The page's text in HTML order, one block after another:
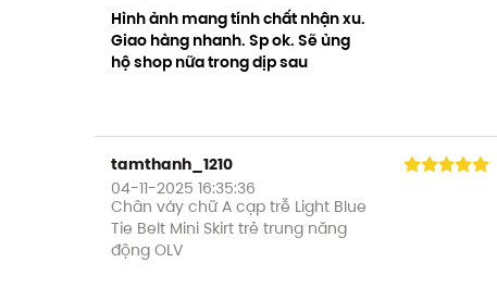
Hình ảnh mang tính chất nhận xu.
Giao hàng nhanh. Sp ok. Sẽ ủng
hộ shop nữa trong dịp sau
tamthanh_1210
04-11-2025 16:35:36
Chân váy chữ A cạp trễ Light Blue
Tie Belt Mini Skirt trẻ trung năng
động OLV